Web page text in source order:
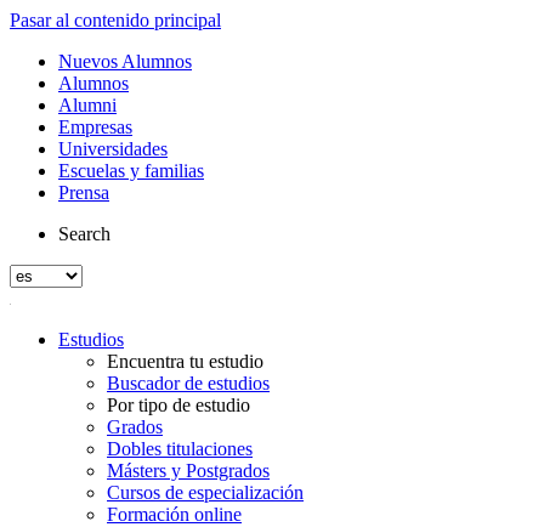
Pasar al contenido principal
Nuevos Alumnos
Alumnos
Alumni
Empresas
Universidades
Escuelas y familias
Prensa
Search
Estudios
Encuentra tu estudio
Buscador de estudios
Por tipo de estudio
Grados
Dobles titulaciones
Másters y Postgrados
Cursos de especialización
Formación online